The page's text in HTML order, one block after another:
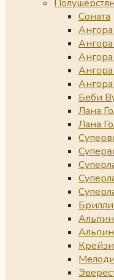
Соната
Ангора
Ангора
Беби
Лана
Лана